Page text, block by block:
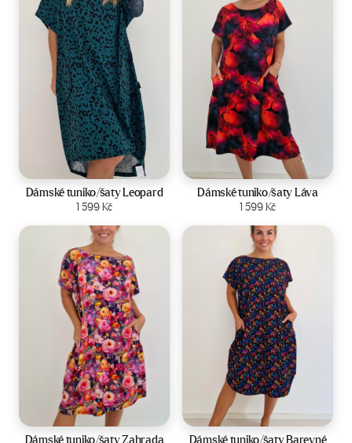
Velikost:44-50
Dámské tuniko/šaty Leopard
1 599Kč
Zobrazit produkt
Velikost: 44-50
Dámské tuniko/šaty Láva
1 599Kč
Zobrazit produkt
Velikost:44-50
Dámské tuniko/šaty Zahrada
Velikost:44-50
Dámské tuniko/šaty Barevné